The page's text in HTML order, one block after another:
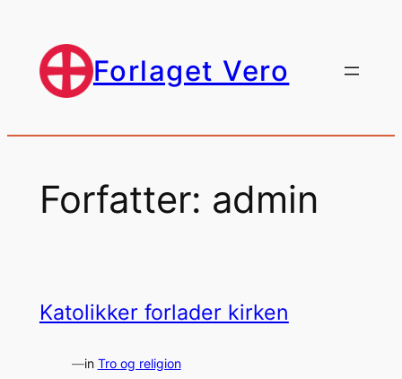
Forlaget Vero
Forfatter: admin
Katolikker forlader kirken
—in Tro og religion